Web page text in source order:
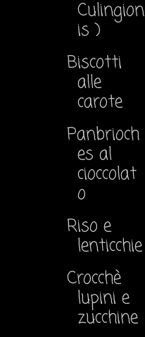
Culingion
is )
Biscotti
alle
carote
Panbrioch
es al
cioccolat
o
Riso e
lenticchie
Crocchè
lupini e
zucchine